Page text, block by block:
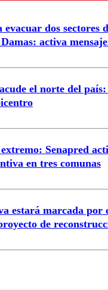
evacuar dos sectores
activa
el norte del
Senapred
en tres comunas
estará marcada por
de